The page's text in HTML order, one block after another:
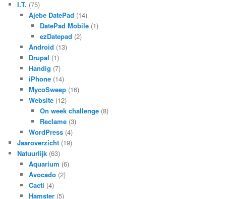
I.T. (75)
Ajebe DatePad (14)
DatePad Mobile (1)
ezDatepad (2)
Android (13)
Drupal (1)
Handig (7)
iPhone(14)
MycoSweep(16)
Website(12)
On week challenge (8)
Reclame (3)
WordPress(4)
Jaaroverzicht (19)
Natuurlijk (63)
Aquarium (6)
Avocado(2)
Cacti (4)
Hamster(5)